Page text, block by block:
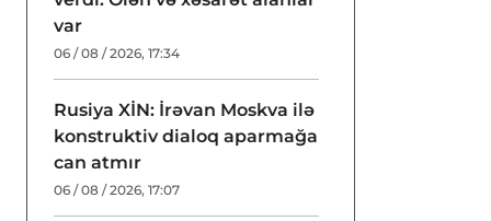
var
06 / 08 / 2026, 17:34
Rusiya XİN: İrəvan Moskva ilə
konstruktiv dialoq aparmağa
can atmır
06 / 08 / 2026, 17:07